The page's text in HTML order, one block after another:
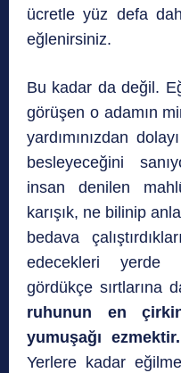
ücretle yüz defa
eğlenirsiniz.
Bu kadar da değil.
görüşen o adamın
yardımınızdan
besleyeceğini
insan denilen
karışık, ne bilinip
bedava
edecekleri yerde
gördükçe sırtlarına
ruhunun en
yumuşağı
Yerlere kadar